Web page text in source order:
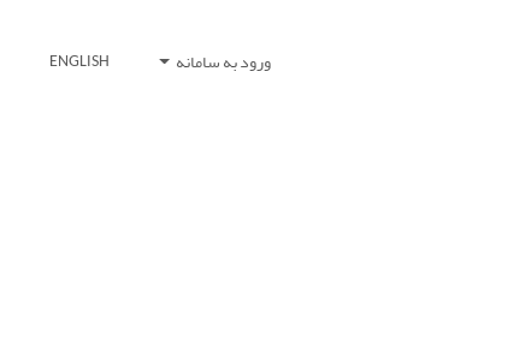
ورود به سامانه ENGLISH